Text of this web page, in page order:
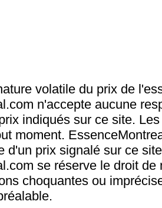
volatile du prix de
n'accepte aucune
indiqués sur ce site.
moment.
d'un prix signalé sur ce
se réserve le droit de
choquantes ou